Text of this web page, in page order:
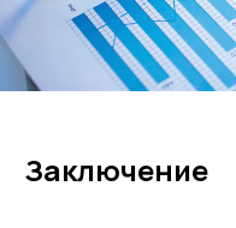
Заключение